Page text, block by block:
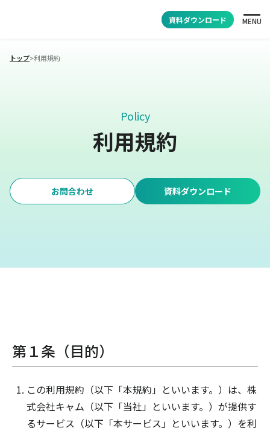
資料ダウンロード MENU
トップ>利用規約
Policy
利用規約
お問合わせ 資料ダウンロード
第１条（目的）
この利用規約（以下「本規約」といいます。）は、株
式会社キャム（以下「当社」といいます。）が提供す
るサービス（以下「本サービス」といいます。）を利